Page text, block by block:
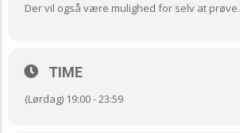
Der vil også være mulighed for selv at prøve.
TIME
(Lørdag) 19:00 - 23:59